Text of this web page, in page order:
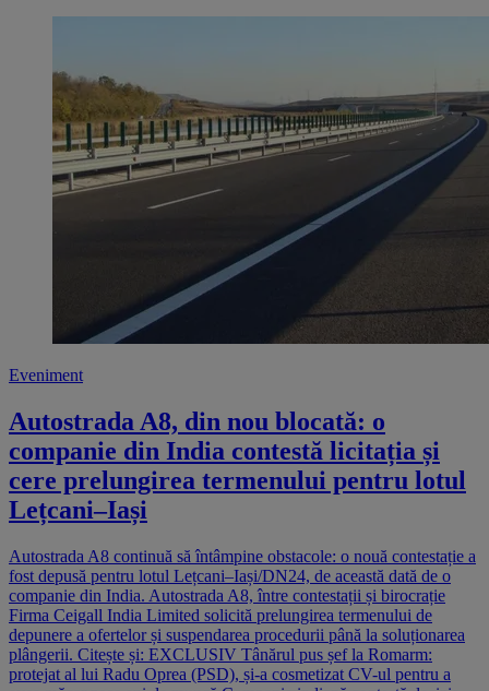
Eveniment
Autostrada A8, din nou blocată: o
companie din India contestă licitația și
cere prelungirea termenului pentru lotul
Lețcani–Iași
Autostrada A8 continuă să întâmpine obstacole: o nouă contestație a
fost depusă pentru lotul Lețcani–Iași/DN24, de această dată de o
companie din India. Autostrada A8, între contestații și birocrație
Firma Ceigall India Limited solicită prelungirea termenului de
depunere a ofertelor și suspendarea procedurii până la soluționarea
plângerii. Citește și: EXCLUSIV Tânărul pus șef la Romarm:
protejat al lui Radu Oprea (PSD), și-a cosmetizat CV-ul pentru a